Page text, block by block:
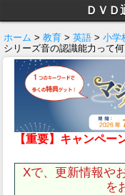
ＤＶＤ
ホーム > 教育 > 英語 > 小学
シリーズ音の認識能力って何
【重要】キャンペー
Xで、更新情報や
を